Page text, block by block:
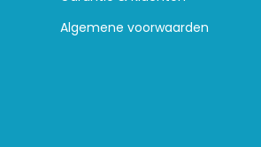
Algemene voorwaarden